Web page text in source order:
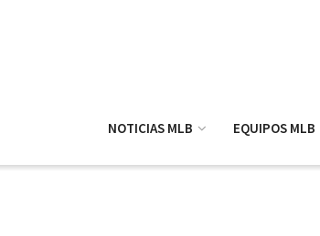
NOTICIAS MLB EQUIPOS MLB